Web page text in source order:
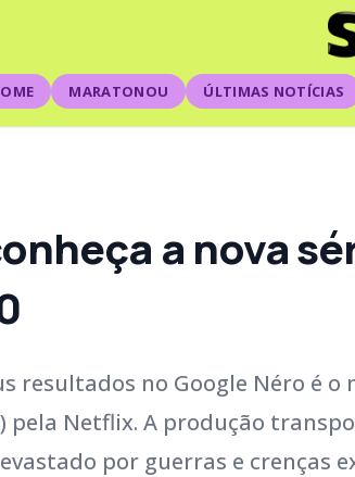
MARATONOU ÚLTIMAS NOTÍCIAS
a nova
resultados no Google Néro é
pela Netflix. A produção
por guerras e crenças